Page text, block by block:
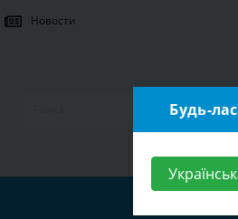
Новости
Будь-